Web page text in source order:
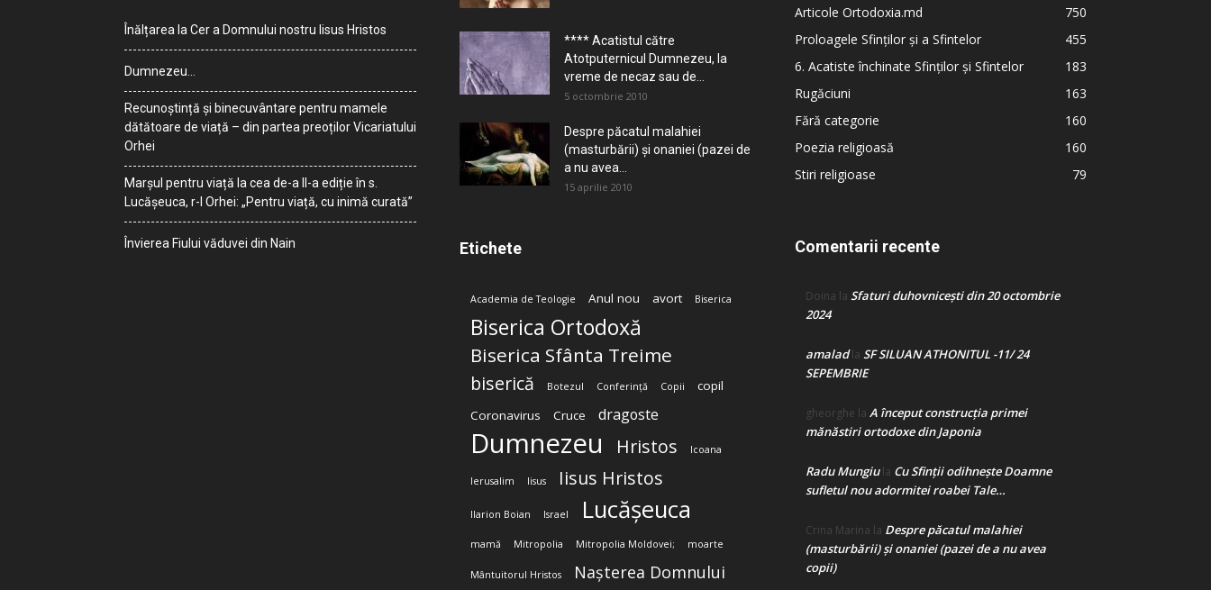
Înălțarea la Cer a Domnului nostru Iisus Hristos
Dumnezeu…
Recunoștință și binecuvântare pentru mamele
dătătoare de viață – din partea preoților Vicariatului
Orhei
Marșul pentru viață la cea de-a II-a ediție în s.
Lucășeuca, r-l Orhei: „Pentru viață, cu inimă curată”
Învierea Fiului văduvei din Nain
**** Acatistul către
Atotputernicul Dumnezeu, la
vreme de necaz sau de...
5 octombrie 2010
Despre păcatul malahiei
(masturbării) şi onaniei (pazei de
a nu avea...
15 aprilie 2010
Etichete
Academia de Teologie Anul nou avort Biserica
Biserica Ortodoxă
Biserica Sfânta Treime
biserică Botezul Conferință Copii
copil
Coronavirus
Cruce dragoste
Dumnezeu Hristos Icoana
Ierusalim Iisus Iisus Hristos
Ilarion Boian Israel Lucășeuca
mamă Mitropolia Mitropolia Moldovei; moarte
Mântuitorul Hristos Nașterea Domnului
Articole Ortodoxia.md
750
Proloagele Sfinților și a Sfintelor
455
6. Acatiste închinate Sfinților și Sfintelor
183
Rugăciuni
163
Fără categorie
160
Poezia religioasă
160
Stiri religioase
79
Comentarii recente
Doina la Sfaturi duhovnicești din 20 octombrie
2024
amaladla SF SILUAN ATHONITUL -11/ 24
SEPEMBRIE
gheorghe la A început construcţia primei
mănăstiri ortodoxe din Japonia
Radu Mungiula Cu Sfinții odihnește Doamne
sufletul nou adormitei roabei Tale…
Crina Marina la Despre păcatul malahiei
(masturbării) şi onaniei (pazei de a nu avea
copii)